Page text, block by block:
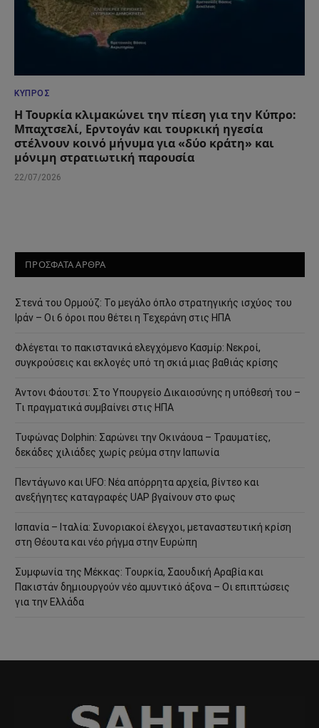
ΚΎΠΡΟΣ
Η Τουρκία κλιμακώνει την πίεση για την Κύπρο:
Μπαχτσελί, Ερντογάν και τουρκική ηγεσία
στέλνουν κοινό μήνυμα για «δύο κράτη» και
μόνιμη στρατιωτική παρουσία
22/07/2026
ΠΡΟΣΦΑΤΑ ΑΡΘΡΑ
Στενά του Ορμούζ: Το μεγάλο όπλο στρατηγικής ισχύος του
Ιράν – Οι 6 όροι που θέτει η Τεχεράνη στις ΗΠΑ
Φλέγεται το πακιστανικά ελεγχόμενο Κασμίρ: Νεκροί,
συγκρούσεις και εκλογές υπό τη σκιά μιας βαθιάς κρίσης
Άντονι Φάουτσι: Στο Υπουργείο Δικαιοσύνης η υπόθεσή του –
Τι πραγματικά συμβαίνει στις ΗΠΑ
Τυφώνας Dolphin: Σαρώνει την Οκινάουα – Τραυματίες,
δεκάδες χιλιάδες χωρίς ρεύμα στην Ιαπωνία
Πεντάγωνο και UFO: Νέα απόρρητα αρχεία, βίντεο και
ανεξήγητες καταγραφές UAP βγαίνουν στο φως
Ισπανία – Ιταλία: Συνοριακοί έλεγχοι, μεταναστευτική κρίση
στη Θέουτα και νέο ρήγμα στην Ευρώπη
Συμφωνία της Μέκκας: Τουρκία, Σαουδική Αραβία και
Πακιστάν δημιουργούν νέο αμυντικό άξονα – Οι επιπτώσεις
για την Ελλάδα